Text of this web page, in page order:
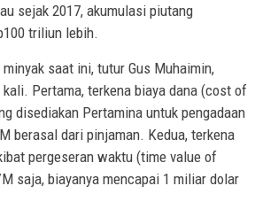
sejak 2017, akumulasi piutang
triliun lebih.
saat ini, tutur Gus Muhaimin,
Pertama, terkena biaya dana (cost of
disediakan Pertamina untuk pengadaan
berasal dari pinjaman. Kedua, terkena
pergeseran waktu (time value of
saja, biayanya mencapai 1 miliar dolar